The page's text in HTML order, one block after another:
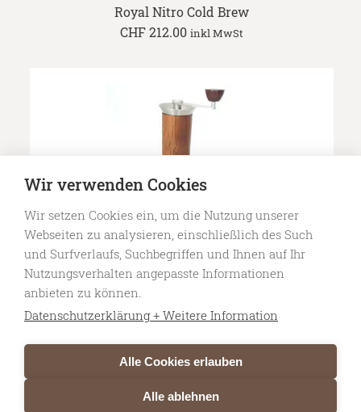
Royal Nitro Cold Brew
CHF212.00 inkl MwSt
Aram Espresso Maker
Wir verwenden Cookies
Wir setzen Cookies ein, um die Nutzung unserer
Webseiten zu analysieren, einschließlich des Such
und Surfverlaufs, Suchbegriffen und Ihnen auf Ihr
Nutzungsverhalten angepasste Informationen
anbieten zu können.
Datenschutzerklärung + Weitere Information
Alle Cookies erlauben
Alle ablehnen